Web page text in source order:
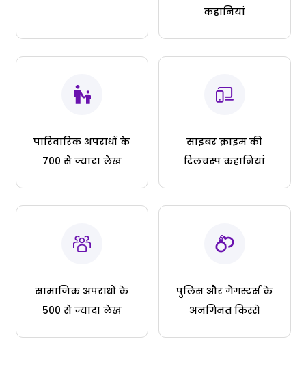
कहानियां
पारिवारिक अपराधों के
700 से ज्यादा लेख
साइबर क्राइम की
दिलचस्प कहानियां
सामाजिक अपराधों के
500 से ज्यादा लेख
पुलिस और गैंगस्टर्स के
अनगिनत किस्से